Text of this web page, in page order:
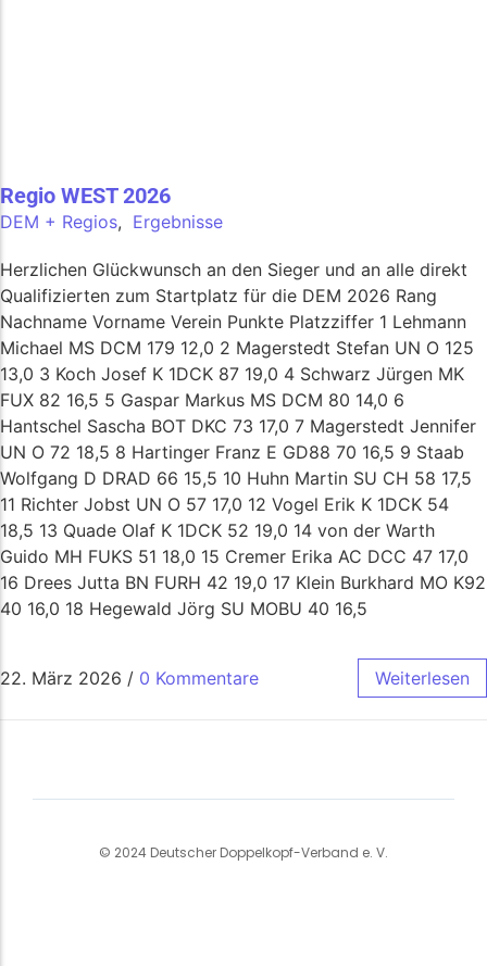
Regio WEST 2026
DEM + Regios, Ergebnisse
Herzlichen Glückwunsch an den Sieger und an alle direkt
Qualifizierten zum Startplatz für die DEM 2026 Rang
Nachname Vorname Verein Punkte Platzziffer 1 Lehmann
Michael MS DCM 179 12,0 2 Magerstedt Stefan UN O 125
13,0 3 Koch Josef K 1DCK 87 19,0 4 Schwarz Jürgen MK
FUX 82 16,5 5 Gaspar Markus MS DCM 80 14,0 6
Hantschel Sascha BOT DKC 73 17,0 7 Magerstedt Jennifer
UN O 72 18,5 8 Hartinger Franz E GD88 70 16,5 9 Staab
Wolfgang D DRAD 66 15,5 10 Huhn Martin SU CH 58 17,5
11 Richter Jobst UN O 57 17,0 12 Vogel Erik K 1DCK 54
18,5 13 Quade Olaf K 1DCK 52 19,0 14 von der Warth
Guido MH FUKS 51 18,0 15 Cremer Erika AC DCC 47 17,0
16 Drees Jutta BN FURH 42 19,0 17 Klein Burkhard MO K92
40 16,0 18 Hegewald Jörg SU MOBU 40 16,5
22. März 2026 / 0 Kommentare Weiterlesen
© 2024 Deutscher Doppelkopf-Verband e. V.